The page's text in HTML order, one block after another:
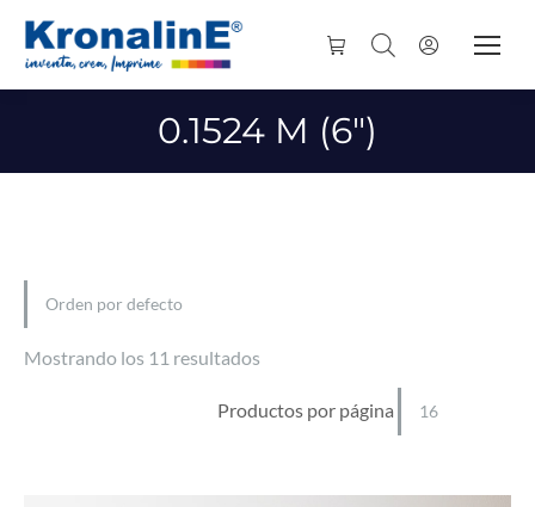
0.1524 M (6")
Mostrando los 11 resultados
Productos por página